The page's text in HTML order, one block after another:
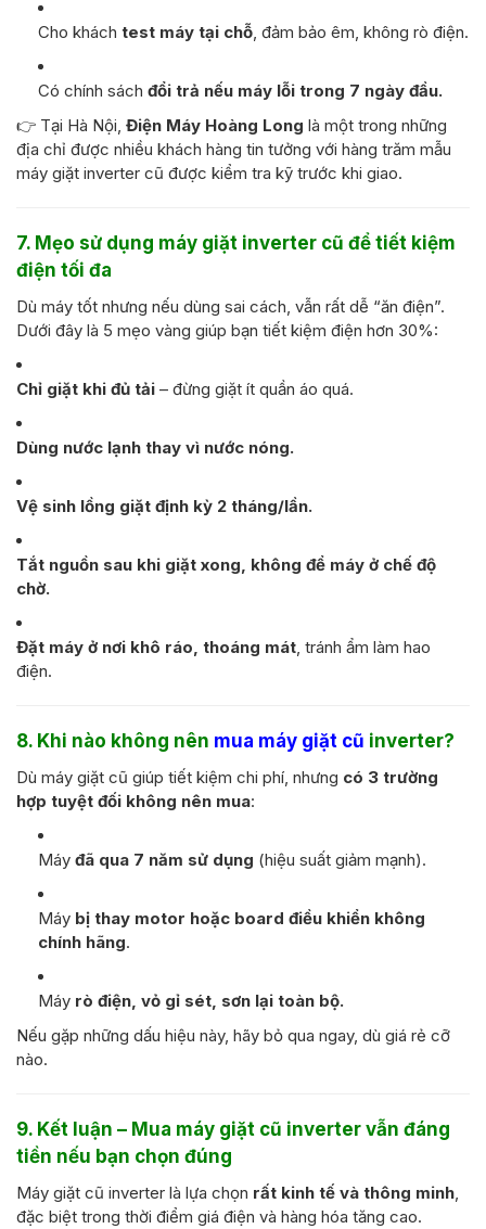
Cho khách test máy tại chỗ, đảm bảo êm, không rò điện.
Có chính sách đổi trả nếu máy lỗi trong 7 ngày đầu.
👉 Tại Hà Nội, Điện Máy Hoàng Long là một trong những
địa chỉ được nhiều khách hàng tin tưởng với hàng trăm mẫu
máy giặt inverter cũ được kiểm tra kỹ trước khi giao.
7. Mẹo sử dụng máy giặt inverter cũ để tiết kiệm
điện tối đa
Dù máy tốt nhưng nếu dùng sai cách, vẫn rất dễ “ăn điện”.
Dưới đây là 5 mẹo vàng giúp bạn tiết kiệm điện hơn 30%:
Chỉ giặt khi đủ tải – đừng giặt ít quần áo quá.
Dùng nước lạnh thay vì nước nóng.
Vệ sinh lồng giặt định kỳ 2 tháng/lần.
Tắt nguồn sau khi giặt xong, không để máy ở chế độ
chờ.
Đặt máy ở nơi khô ráo, thoáng mát, tránh ẩm làm hao
điện.
8. Khi nào không nên mua máy giặt cũ inverter?
Dù máy giặt cũ giúp tiết kiệm chi phí, nhưng có 3 trường
hợp tuyệt đối không nên mua:
Máy đã qua 7 năm sử dụng (hiệu suất giảm mạnh).
Máy bị thay motor hoặc board điều khiển không
chính hãng.
Máy rò điện, vỏ gỉ sét, sơn lại toàn bộ.
Nếu gặp những dấu hiệu này, hãy bỏ qua ngay, dù giá rẻ cỡ
nào.
9. Kết luận – Mua máy giặt cũ inverter vẫn đáng
tiền nếu bạn chọn đúng
Máy giặt cũ inverter là lựa chọn rất kinh tế và thông minh,
đặc biệt trong thời điểm giá điện và hàng hóa tăng cao.